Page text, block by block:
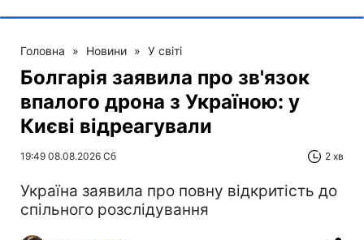
Головна » Новини » У світі
Болгарія заявила про зв'язок
впалого дрона з Україною: у
Києві відреагували
19:49 08.08.2026 Сб 2 хв
Україна заявила про повну відкритість до
спільного розслідування